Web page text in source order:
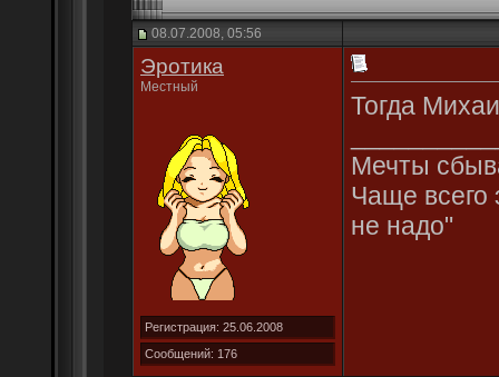
08.07.2008, 05:56
Эротика
Местный
Регистрация: 25.06.2008
Сообщений: 176
Тогда
Мечты
Чаще всего
не надо"